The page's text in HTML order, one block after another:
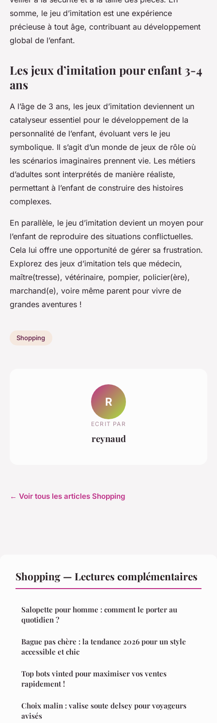
somme, le jeu d’imitation est une expérience
précieuse à tout âge, contribuant au développement
global de l’enfant.
Les jeux d’imitation pour enfant 3-4
ans
A l’âge de 3 ans, les jeux d’imitation deviennent un
catalyseur essentiel pour le développement de la
personnalité de l’enfant, évoluant vers le jeu
symbolique. Il s’agit d’un monde de jeux de rôle où
les scénarios imaginaires prennent vie. Les métiers
d’adultes sont interprétés de manière réaliste,
permettant à l’enfant de construire des histoires
complexes.
En parallèle, le jeu d’imitation devient un moyen pour
l’enfant de reproduire des situations conflictuelles.
Cela lui offre une opportunité de gérer sa frustration.
Explorez des jeux d’imitation tels que médecin,
maître(tresse), vétérinaire, pompier, policier(ère),
marchand(e), voire même parent pour vivre de
grandes aventures !
Shopping
R
ECRIT PAR
reynaud
← Voir tous les articles Shopping
Shopping — Lectures complémentaires
Salopette pour homme : comment le porter au
quotidien ?
Bague pas chère : la tendance 2026 pour un style
accessible et chic
Top bots vinted pour maximiser vos ventes
rapidement !
Choix malin : valise soute delsey pour voyageurs
avisés